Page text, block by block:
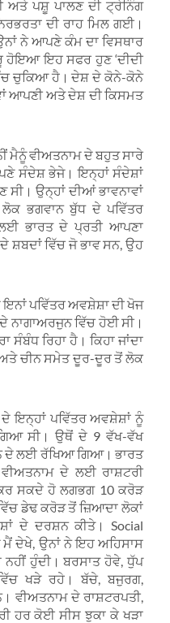
ਅਤੇ ਪਸ਼ੂ ਪਾਲਣ ਦੀ ਟ੍ਰੇਨਿੰਗ
ਦੀ ਰਾਹ ਮਿਲ ਗਈ।
ਨੇ ਆਪਣੇ ਕੰਮ ਦਾ ਵਿਸਥਾਰ
ਹੋਇਆ ਇਹ ਸਫਰ ਹੁਣ ‘ਦੀਦੀ
ਚੁਕਿਆ ਹੈ। ਦੇਸ਼ ਦੇ ਕੋਨੇ-ਕੋਨੇ
ਆਪਣੀ ਅਤੇ ਦੇਸ਼ ਦੀ ਕਿਸਮਤ
ਮੈਨੂੰ ਵੀਅਤਨਾਮ ਦੇ ਬਹੁਤ ਸਾਰੇ
ਸੰਦੇਸ਼ ਭੇਜੇ। ਇਨ੍ਹਾਂ ਸੰਦੇਸ਼ਾਂ
ਸੀ। ਉਨ੍ਹਾਂ ਦੀਆਂ ਭਾਵਨਾਵਾਂ
ਭਗਵਾਨ ਬੁੱਧ ਦੇ ਪਵਿੱਤਰ
ਭਾਰਤ ਦੇ ਪ੍ਰਤੀ ਆਪਣਾ
ਸ਼ਬਦਾਂ ਵਿੱਚ ਜੋ ਭਾਵ ਸਨ, ਉਹ
ਪਵਿੱਤਰ ਅਵਸ਼ੇਸ਼ਾ ਦੀ ਖੋਜ
ਨਾਗਾਅਰਜੁਨ ਵਿੱਚ ਹੋਈ ਸੀ।
ਸੰਬੰਧ ਰਿਹਾ ਹੈ। ਕਿਹਾ ਜਾਂਦਾ
ਚੀਨ ਸਮੇਤ ਦੂਰ-ਦੂਰ ਤੋਂ ਲੋਕ
ਦੇ ਇਨ੍ਹਾਂ ਪਵਿੱਤਰ ਅਵਸ਼ੇਸ਼ਾਂ ਨੂੰ
ਸੀ। ਉਥੋਂ ਦੇ 9 ਵੱਖ-ਵੱਖ
ਦੇ ਲਈ ਰੱਖਿਆ ਗਿਆ। ਭਾਰਤ
ਦੇ ਲਈ ਰਾਸ਼ਟਰੀ
ਸਕਦੇ ਹੋ ਲਗਭਗ 10 ਕਰੋੜ
ਡੇਢ ਕਰੋੜ ਤੋਂ ਜ਼ਿਆਦਾ ਲੋਕਾਂ
ਦੇ ਦਰਸ਼ਨ ਕੀਤੇ। Social
ਮੈਂ ਦੇਖੇ, ਉਨਾਂ ਨੇ ਇਹ ਅਹਿਸਾਸ
ਹੁੰਦੀ। ਬਰਸਾਤ ਹੋਵੇ, ਧੁੱਪ
ਖੜੇ ਰਹੇ। ਬੱਚੇ, ਬਜੁਰਗ,
ਵੀਅਤਨਾਮ ਦੇ ਰਾਸ਼ਟਰਪਤੀ,
ਹਰ ਕੋਈ ਸੀਸ ਝੁਕਾ ਕੇ ਖੜਾ